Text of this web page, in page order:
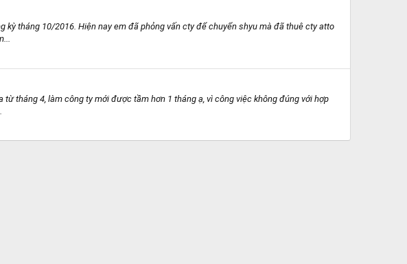
tháng 10/2016. Hiện nay em đã phỏng vấn cty để chuyển shyu mà đã thuê cty atto
tháng 4, làm công ty mới được tầm hơn 1 tháng ạ, vì công việc không đúng với hợp